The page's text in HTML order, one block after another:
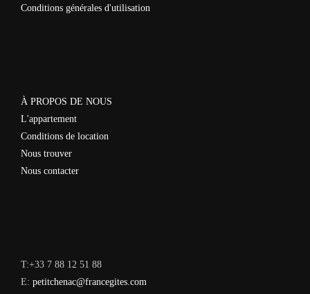
Conditions générales d'utilisation
À PROPOS DE NOUS
L'appartement
Conditions de location
Nous trouver
Nous contacter
T:+33 7 88 12 51 88
E: petitchenac@francegites.com